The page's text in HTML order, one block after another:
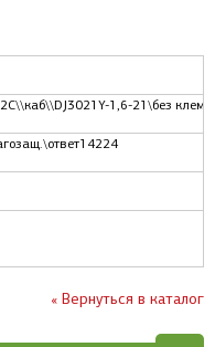
1,6-21\без клемм
« Вернуться в каталог